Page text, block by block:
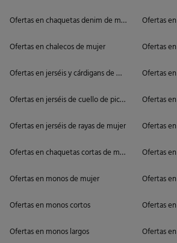
Ofertas en chaquetas denim de mujer
Ofertas en chalecos de mujer
Ofertas en jerséis y cárdigans de mujer
Ofertas en jerséis de cuello de pico de mujer
Ofertas en jerséis de rayas de mujer
Ofertas en chaquetas cortas de mujer
Ofertas en monos de mujer
Ofertas en monos cortos
Ofertas en monos largos
Ofertas
Ofertas
Ofertas
Ofertas
Ofertas
Ofertas
Ofertas
Ofertas
Ofertas